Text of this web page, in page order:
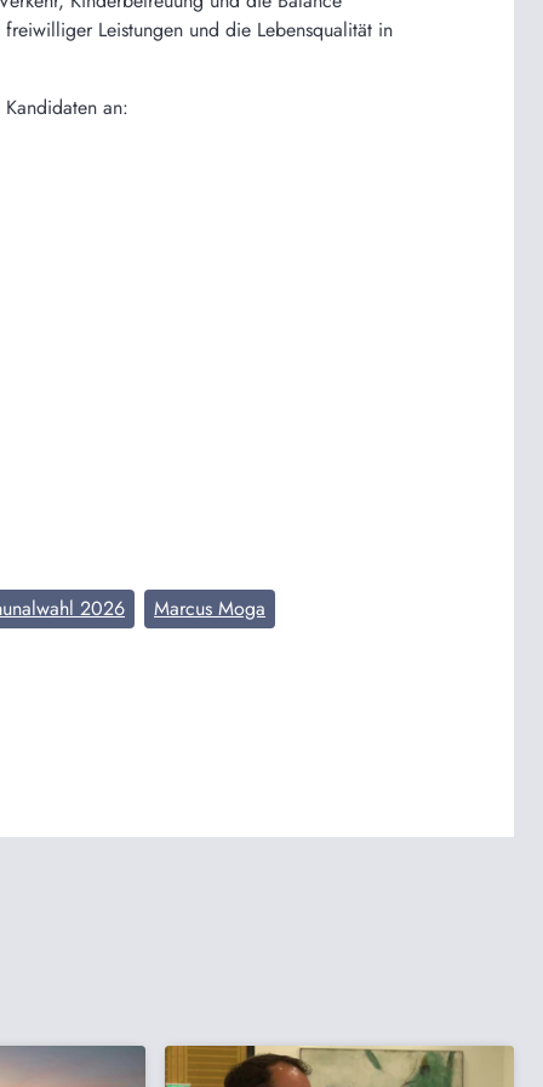
Leistungen und die Lebensqualität in
an:
2026
Marcus Moga